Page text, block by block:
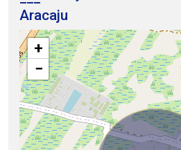
Aracaju
+
−